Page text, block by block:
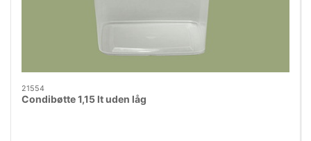
21554
Condibøtte 1,15 lt uden låg